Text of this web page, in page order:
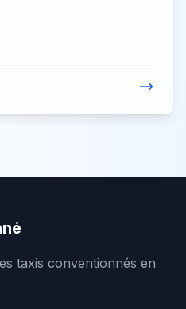
taxis conventionnés en